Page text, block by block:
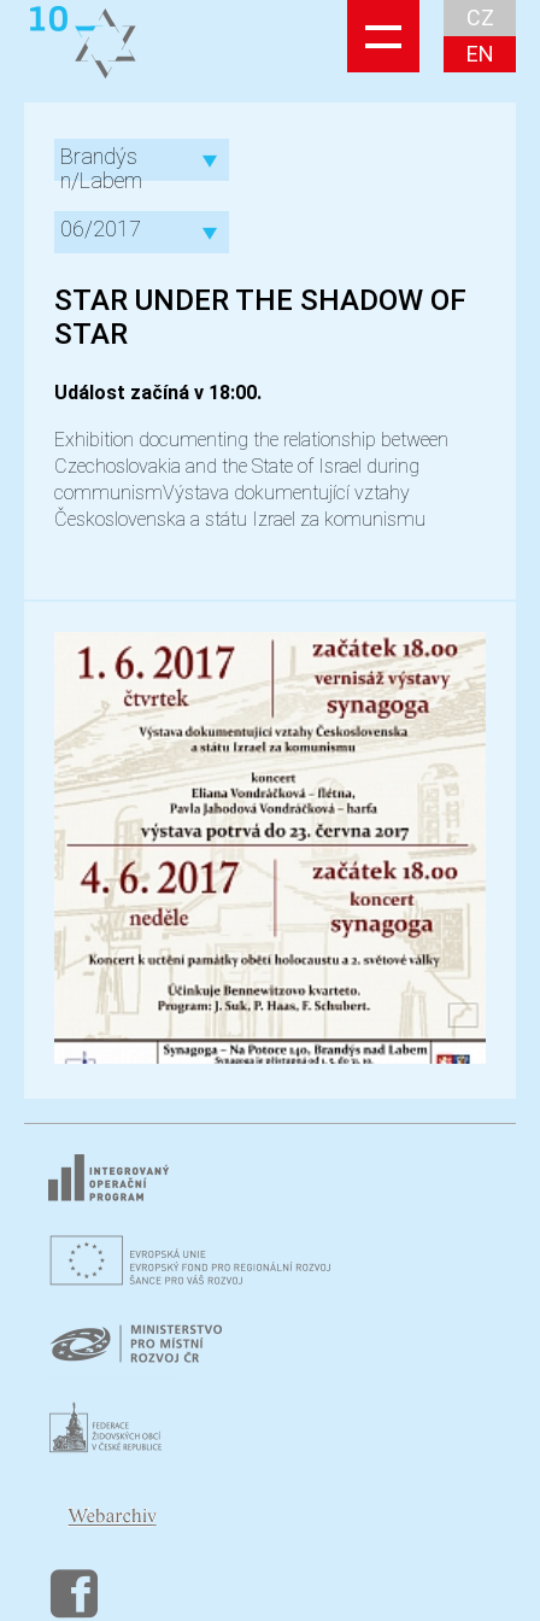
CZ
EN
Brandýs
n/Labem
06/2017
STAR UNDER THE SHADOW OF
STAR
Událost začíná v 18:00.
Exhibition documenting the relationship between
Czechoslovakia and the State of Israel during
communismVýstava dokumentující vztahy
Československa a státu Izrael za komunismu